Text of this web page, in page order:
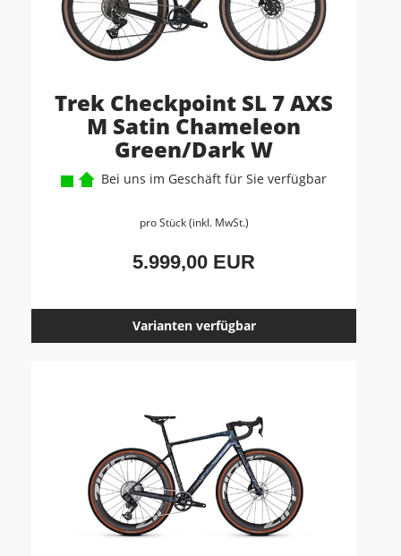
Trek Checkpoint SL 7 AXS
M Satin Chameleon
Green/Dark W
Bei uns im Geschäft für Sie verfügbar
pro Stück (inkl. MwSt.)
5.999,00 EUR
Varianten verfügbar